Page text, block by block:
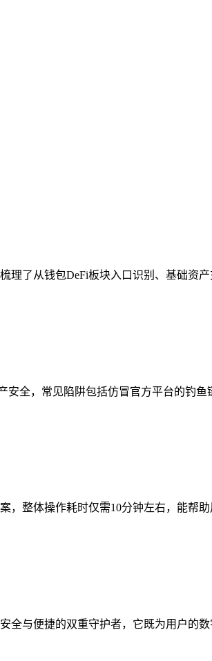
理了从钱包DeFi板块入口识别、基础资
安全，常见陷阱包括仿冒官方平台的钓
，整体操作耗时仅需10分钟左右，能帮
全与便捷的双重守护者，它既为用户的